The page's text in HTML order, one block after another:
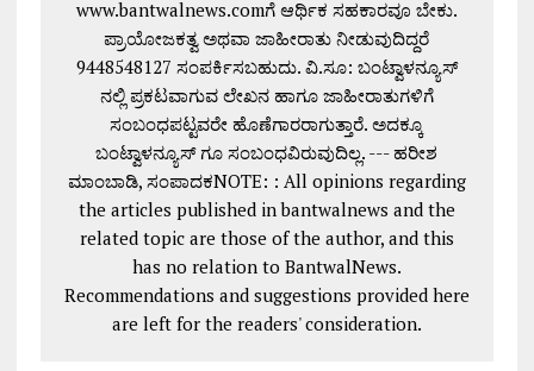
www.bantwalnews.comಗೆ ಆರ್ಥಿಕ ಸಹಕಾರವೂ ಬೇಕು.
ಪ್ರಾಯೋಜಕತ್ವ ಅಥವಾ ಜಾಹೀರಾತು ನೀಡುವುದಿದ್ದರೆ
9448548127 ಸಂಪರ್ಕಿಸಬಹುದು. ವಿ.ಸೂ: ಬಂಟ್ವಾಳನ್ಯೂಸ್
ನಲ್ಲಿ ಪ್ರಕಟವಾಗುವ ಲೇಖನ ಹಾಗೂ ಜಾಹೀರಾತುಗಳಿಗೆ
ಸಂಬಂಧಪಟ್ಟವರೇ ಹೊಣೆಗಾರರಾಗುತ್ತಾರೆ. ಅದಕ್ಕೂ
ಬಂಟ್ವಾಳನ್ಯೂಸ್ ಗೂ ಸಂಬಂಧವಿರುವುದಿಲ್ಲ. --- ಹರೀಶ
ಮಾಂಬಾಡಿ, ಸಂಪಾದಕNOTE: : All opinions regarding
the articles published in bantwalnews and the
related topic are those of the author, and this
has no relation to BantwalNews.
Recommendations and suggestions provided here
are left for the readers' consideration.